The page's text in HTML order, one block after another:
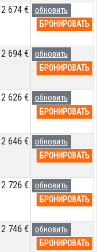
2 674 €
обновить
БРОНИРОВАТЬ
2 694 €
обновить
БРОНИРОВАТЬ
2 626 €
обновить
БРОНИРОВАТЬ
2 646 €
обновить
БРОНИРОВАТЬ
2 726 €
обновить
БРОНИРОВАТЬ
2 746 €
обновить
БРОНИРОВАТЬ